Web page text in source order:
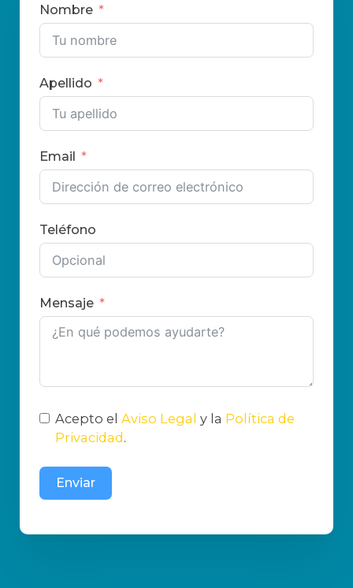
Nombre
Apellido
Email
Teléfono
Mensaje
Acepto el Aviso Legal y la Política de
Privacidad.
Enviar